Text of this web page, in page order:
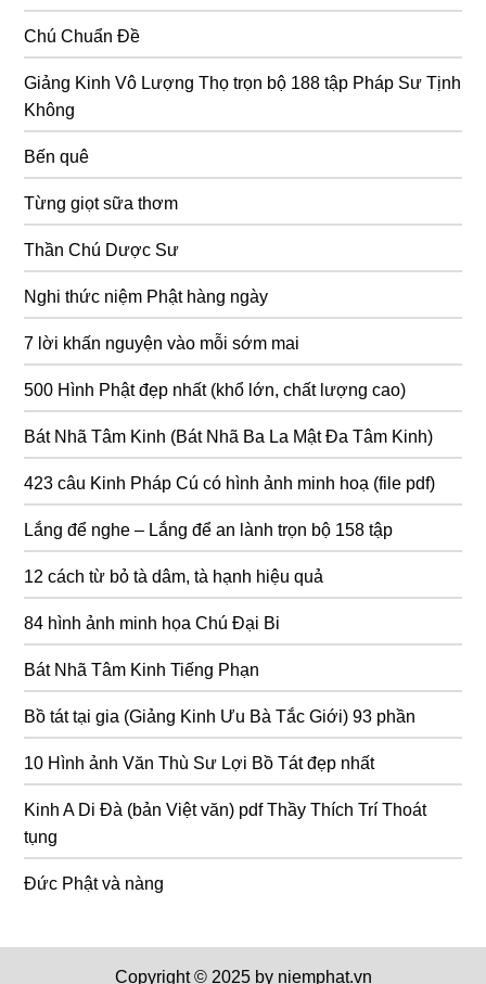
Chú Chuẩn Đề
Giảng Kinh Vô Lượng Thọ trọn bộ 188 tập Pháp Sư Tịnh
Không
Bến quê
Từng giọt sữa thơm
Thần Chú Dược Sư
Nghi thức niệm Phật hàng ngày
7 lời khấn nguyện vào mỗi sớm mai
500 Hình Phật đẹp nhất (khổ lớn, chất lượng cao)
Bát Nhã Tâm Kinh (Bát Nhã Ba La Mật Đa Tâm Kinh)
423 câu Kinh Pháp Cú có hình ảnh minh hoạ (file pdf)
Lắng để nghe – Lắng để an lành trọn bộ 158 tập
12 cách từ bỏ tà dâm, tà hạnh hiệu quả
84 hình ảnh minh họa Chú Đại Bi
Bát Nhã Tâm Kinh Tiếng Phạn
Bồ tát tại gia (Giảng Kinh Ưu Bà Tắc Giới) 93 phần
10 Hình ảnh Văn Thù Sư Lợi Bồ Tát đẹp nhất
Kinh A Di Đà (bản Việt văn) pdf Thầy Thích Trí Thoát
tụng
Đức Phật và nàng
Copyright © 2025 by niemphat.vn